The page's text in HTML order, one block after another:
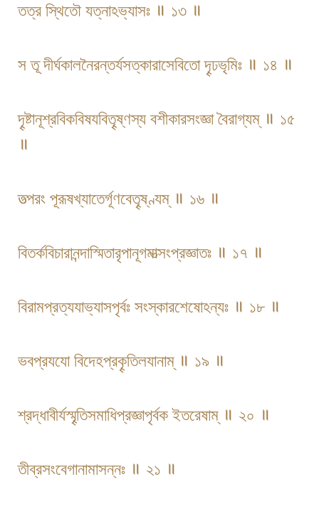
তত্র স্থিতৌ যত্নাঽভ্যাসঃ ॥ ১৩ ॥
স তূ দীর্ঘকালনৈরন্তর্যসত্কারাসেবিতো দৄঢভৃমিঃ ॥ ১৪ ॥
দৄষ্টানূশ্রবিকবিষযবিতৄষ্ণস্য বশীকারসংজ্ঞা বৈরাগ্যম্ ॥ ১৫
॥
তত্পরং পূরূষখ্যাতের্গূণবেতৄষ্ণ্যম্ ॥ ১৬ ॥
বিতর্কবিচারানন্দাস্মিতারৃপানূগমাত্সংপ্রজ্ঞাতঃ ॥ ১৭ ॥
বিরামপ্রত্যযাভ্যাসপৃর্বঃ সংস্কারশেষোঽন্যঃ ॥ ১৮ ॥
ভবপ্রযযো বিদেহপ্রকৄতিলযানাম্ ॥ ১৯ ॥
শ্রদ্ধাবীর্যস্মৄতিসমাধিপ্রজ্ঞাপৃর্বক ইতরেষাম্ ॥ ২০ ॥
তীব্রসংবেগানামাসন্নঃ ॥ ২১ ॥